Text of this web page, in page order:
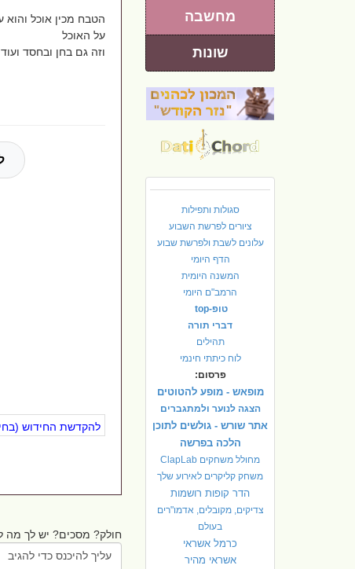
מחשבה
שונות
סגולות ותפילות
ציורים לפרשת השבוע
עלונים לשבת ולפרשת שבוע
הדף היומי
המשנה היומית
הרמב"ם היומי
טופ-top
דברי תורה
תהילים
לוח כיתתי חינמי
פרסום:
מופאש - מופע להטוטים
הצגה לנוער ולמתגברים
אתר שורש - גולשים לתוכן
הלכה בפרשה
מחולל משחקים ClapLab
משחק קליקרים לאירוע שלך
הדר קופות רושמות
צדיקים, מקובלים, אדמו"רים
בעולם
כרמל אשראי
אשראי מהיר
הטבח מכין אוכל והוא
על האוכל
וזה גם בחן ובחסד
להקדשת החידוש
חולק? מסכים? יש לך מה